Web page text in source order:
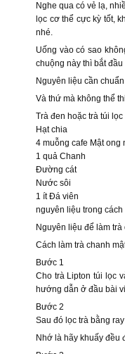
Nghe qua có vẻ lạ,
lọc cơ thể cực kỳ tốt,
nhé.
Uống vào có sao
chuộng này thì bắt đầu
Nguyên liệu cần
Và thứ mà không thể
Trà đen hoặc trà túi lọc
Hạt chia
4 muỗng cafe Mật ong
1 quả Chanh
Đường cát
Nước sôi
1 ít Đá viên
nguyên liệu trong cách
Nguyên liệu để làm
Cách làm trà chanh
Bước 1
Cho trà Lipton túi lọc
hướng dẫn ở đầu bài
Bước 2
Sau đó lọc trà bằng
Nhớ là hãy khuấy đều